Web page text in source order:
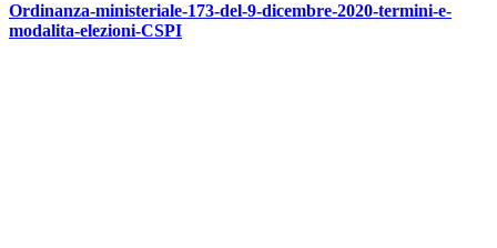
Ordinanza-ministeriale-173-del-9-dicembre-2020-termini-e-
modalita-elezioni-CSPI